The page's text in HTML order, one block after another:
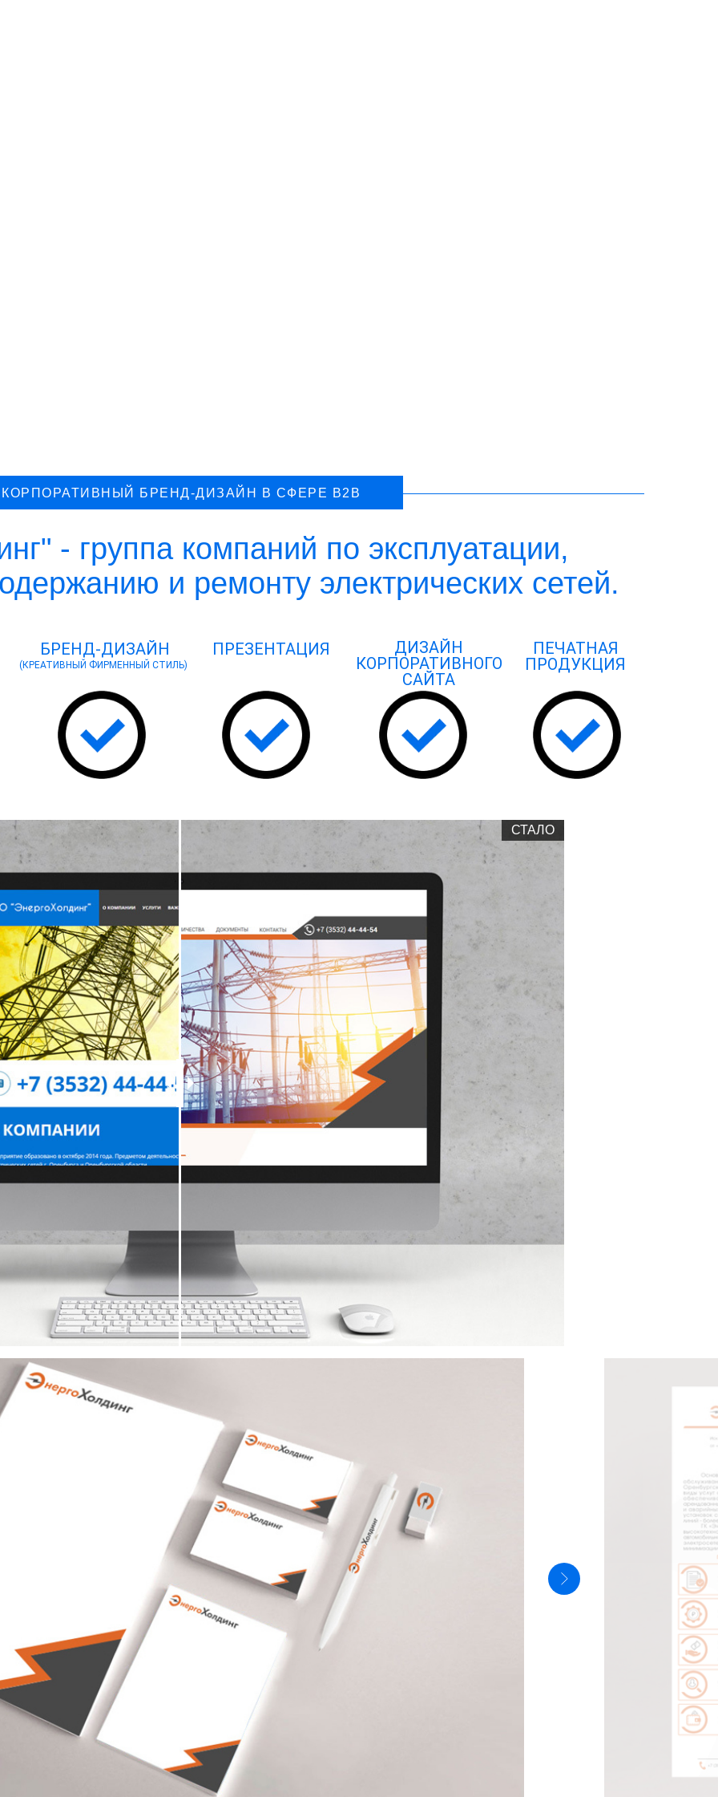
КОРПОРАТИВНЫЙ БРЕНД-ДИЗАЙН В СФЕРЕ B2B
- группа компаний по эксплуатации,
и ремонту электрических сетей.
ПРЕЗЕНТАЦИЯ
(КРЕАТИВНЫЙ ФИРМЕННЫЙ СТИЛЬ)
ДИЗАЙН
КОРПОРАТИВНОГО
САЙТА
ПЕЧАТНАЯ
ПРОДУКЦИЯ
БРЕНД-ДИЗАЙН
СТАЛО